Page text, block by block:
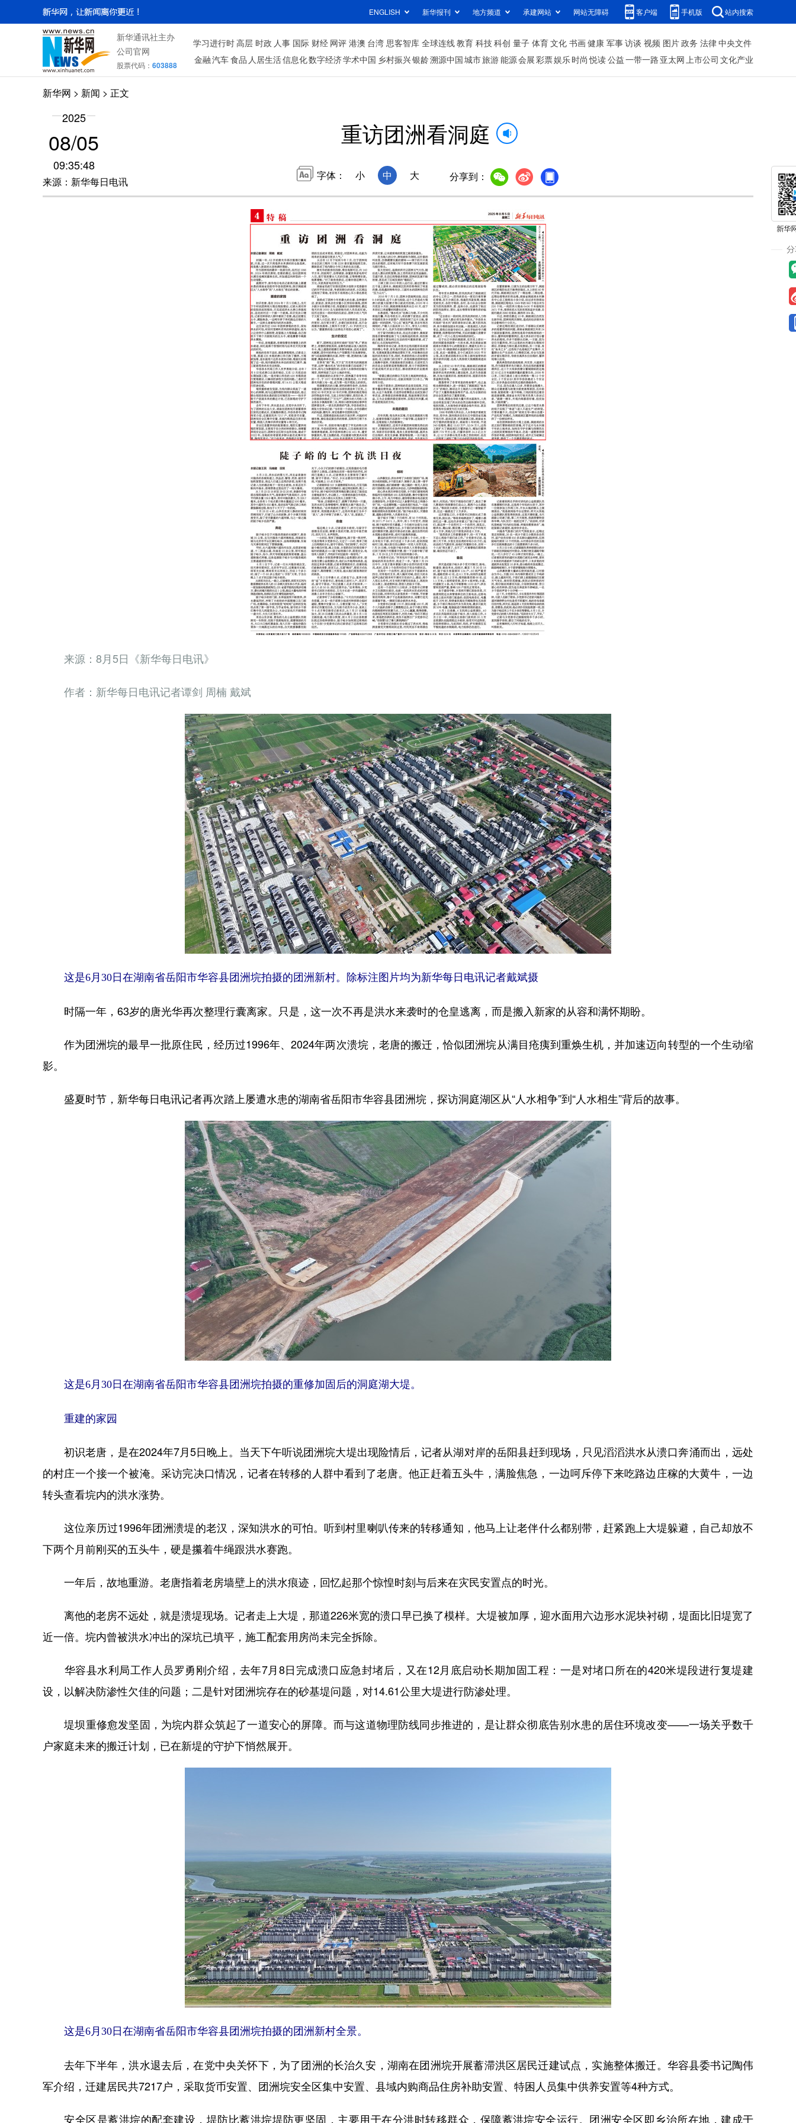
ENGLISH 新华报刊 地方频道 承建网站 网站无障碍 客户端 手机版 站内搜索
新华通讯社主办
公司官网
股票代码： 603888
学习进行时高层 时政 人事 国际 财经 网评 港澳 台湾 思客智库 全球连线教育 科技科创 量子 体育文化 书画健康 军事访谈 视频 图片政务 法律中央文件
金融汽车食品 人居生活信息化数字经济学术中国 乡村振兴银龄溯源中国城市旅游能源会展彩票娱乐时尚 悦读公益一带一路 亚太网上市公司 文化产业
新华网 > 新闻 > 正文
2025
08/05
09:35:48
来源：新华每日电讯
重访团洲看洞庭
字体： 小 中 大 分享到：
来源：8月5日《新华每日电讯》
作者：新华每日电讯记者谭剑 周楠 戴斌
这是6月30日在湖南省岳阳市华容县团洲垸拍摄的团洲新村。除标注图片均为新华每日电讯记者戴斌摄
时隔一年，63岁的唐光华再次整理行囊离家。只是，这一次不再是洪水来袭时的仓皇逃离，而是搬入新家的从容和满怀期盼。
作为团洲垸的最早一批原住民，经历过1996年、2024年两次溃垸，老唐的搬迁，恰似团洲垸从满目疮痍到重焕生机，并加速迈向转型的一个生动缩
影。
盛夏时节，新华每日电讯记者再次踏上屡遭水患的湖南省岳阳市华容县团洲垸，探访洞庭湖区从“人水相争”到“人水相生”背后的故事。
这是6月30日在湖南省岳阳市华容县团洲垸拍摄的重修加固后的洞庭湖大堤。
重建的家园
初识老唐，是在2024年7月5日晚上。当天下午听说团洲垸大堤出现险情后，记者从湖对岸的岳阳县赶到现场，只见滔滔洪水从溃口奔涌而出，远处
的村庄一个接一个被淹。采访完决口情况，记者在转移的人群中看到了老唐。他正赶着五头牛，满脸焦急，一边呵斥停下来吃路边庄稼的大黄牛，一边
转头查看垸内的洪水涨势。
这位亲历过1996年团洲溃堤的老汉，深知洪水的可怕。听到村里喇叭传来的转移通知，他马上让老伴什么都别带，赶紧跑上大堤躲避，自己却放不
下两个月前刚买的五头牛，硬是攥着牛绳跟洪水赛跑。
一年后，故地重游。老唐指着老房墙壁上的洪水痕迹，回忆起那个惊惶时刻与后来在灾民安置点的时光。
离他的老房不远处，就是溃堤现场。记者走上大堤，那道226米宽的溃口早已换了模样。大堤被加厚，迎水面用六边形水泥块衬砌，堤面比旧堤宽了
近一倍。垸内曾被洪水冲出的深坑已填平，施工配套用房尚未完全拆除。
华容县水利局工作人员罗勇刚介绍，去年7月8日完成溃口应急封堵后，又在12月底启动长期加固工程：一是对堵口所在的420米堤段进行复堤建
设，以解决防渗性欠佳的问题；二是针对团洲垸存在的砂基堤问题，对14.61公里大堤进行防渗处理。
堤坝重修愈发坚固，为垸内群众筑起了一道安心的屏障。而与这道物理防线同步推进的，是让群众彻底告别水患的居住环境改变——一场关乎数千
户家庭未来的搬迁计划，已在新堤的守护下悄然展开。
这是6月30日在湖南省岳阳市华容县团洲垸拍摄的团洲新村全景。
去年下半年，洪水退去后，在党中央关怀下，为了团洲的长治久安，湖南在团洲垸开展蓄滞洪区居民迁建试点，实施整体搬迁。华容县委书记陶伟
军介绍，迁建居民共7217户，采取货币安置、团洲垸安全区集中安置、县域内购商品住房补助安置、特困人员集中供养安置等4种方式。
安全区是蓄洪垸的配套建设，堤防比蓄洪垸堤防更坚固，主要用于在分洪时转移群众，保障蓄洪垸安全运行。团洲安全区即乡治所在地，建成于